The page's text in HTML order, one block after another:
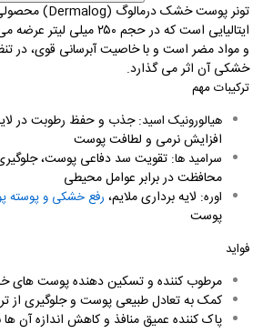
تونر پوست خشک درمالوگ (Dermalog)
ایتالیایی است که در حجم ۲۵۰
و مواد مضر است و با خاصیت آبرسانی قوی، در
خشکی آن اثر می گذارد.
ترکیبات مهم
هیالورونیک اسید: جذب و حفظ رطوبت در
افزایش نرمی و لطافت پوست
سرامید ها: تقویت سد دفاعی پوست،
محافظت در برابر عوامل محیطی
اوره: لایه‌ برداری ملایم، رفع خشکی و پوسته‌
پوست
فواید
مرطوب‌ کننده و تسکین ‌دهنده پوست
کمک به تعادل طبیعی پوست و جلوگیری از
پاک‌ کننده عمیق منافذ و کاهش اندازه آن‌